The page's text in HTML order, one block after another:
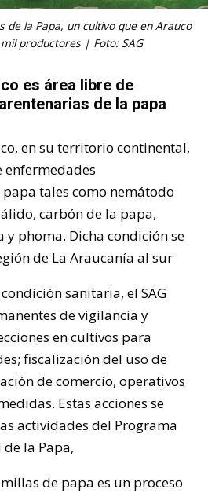
de la Papa, un cultivo que en Arauco
productores | Foto: SAG
es área libre de
de la papa
en su territorio continental,
enfermedades
tales como nemátodo
carbón de la papa,
y phoma. Dicha condición se
de La Araucanía al sur
sanitaria, el SAG
de vigilancia y
en cultivos para
fiscalización del uso de
de comercio, operativos
Estas acciones se
actividades del Programa
la Papa,
de papa es un proceso